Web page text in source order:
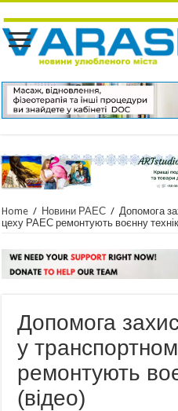
Home / Новини РАЕС / Допомога
цеху РАЕС ремонтують воєнну
Допомога
у
ремонтують
(відео)